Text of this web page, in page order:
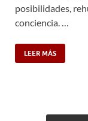
posibilidades,
conciencia. …
LEER MÁS